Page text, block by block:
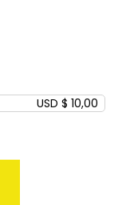
USD $ 10,00